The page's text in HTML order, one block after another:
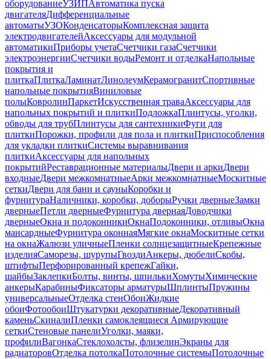
оборудованиеУЗИПАвтоматика пуска
двигателяДифференциальные
автоматыУЗОКонденсаторыКомплексная защита
электродвигателейАксессуары для модульной
автоматикиПриборы учетаСчетчики газаСчетчики
электроэнергииСчетчики водыРемонт и отделкаНапольные
покрытия и
плиткаПлиткаЛаминатЛинолеумКерамогранитСпортивные
напольные покрытияВиниловые
полыКовролинПаркетИскусственная траваАксессуары для
напольных покрытий и плиткиПодложкаПлинтусы, уголки,
обводы для трубПлинтусы для сантехникиФуги для
плиткиПорожки, профили для пола и плиткиПриспособления
для укладки плиткиСистемы выравнивания
плиткиАксессуары для напольных
покрытийРеставрационные материалыДвери и аркиДвери
входныеДвери межкомнатныеАрки межкомнатныеМоскитные
сеткиДвери для бани и сауныКоробки и
фурнитураНаличники, коробки, доборыРучки дверныеЗамки
дверныеПетли дверныеФурнитура двернаяДоводчики
дверныеОкна и подоконникиОкнаПодоконники, отливыОкна
мансардныеФурнитура оконнаяМягкие окнаМоскитные сетки
на окнаЖалюзи уличныеПленки солнцезащитныеКрепежные
изделияСаморезы, шурупыГвоздиАнкеры, дюбелиСкобы,
штифтыПерфорированный крепежГайки,
шайбыЗаклепкиБолты, винты, шпилькиХомутыХимические
анкерыКарабиныФиксаторы арматурыШплинтыПружины
универсальныеОтделка стенОбоиЖидкие
обоиФотообоиШтукатурки декоративныеДекоративный
каменьСкиналиПленки самоклеящиеся Армирующие
сеткиСтеновые панелиУголки, маяки,
профилиВагонкаСтеклохолсты, флизелинЭкраны для
радиаторовОтделка потолкаПотолочные системыПотолочные